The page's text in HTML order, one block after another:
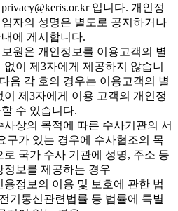
입니다. 개인정
임자의 성명은 별도로 공지하거나
에 게시합니다.
원은 개인정보를 이용고객의 별
없이 제3자에게 제공하지 않습니
음 각 호의 경우는 이용고객의 별
이 제3자에게 이용 고객의 개인정
수 있습니다.
사상의 목적에 따른 수사기관의 서
구가 있는 경우에 수사협조의 목
로 국가 수사 기관에 성명, 주소 등
정보를 제공하는 경우
용정보의 이용 및 보호에 관한 법
기통신관련법률 등 법률에 특별